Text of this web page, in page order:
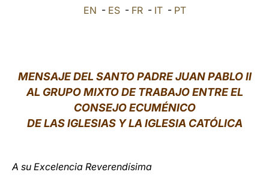
EN - ES- FR- IT- PT
MENSAJE DEL SANTO PADRE JUAN PABLO II
AL GRUPO MIXTO DE TRABAJO ENTRE EL
CONSEJO ECUMÉNICO
DE LAS IGLESIAS Y LA IGLESIA CATÓLICA
A su Excelencia Reverendísima